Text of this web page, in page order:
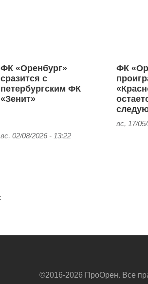
ФК «Оренбург»
сразится с
петербургским ФК
«Зенит»
вс, 02/08/2026 - 13:22
ФК
вс, 17/
©2016-2026 ПроОрен. Все